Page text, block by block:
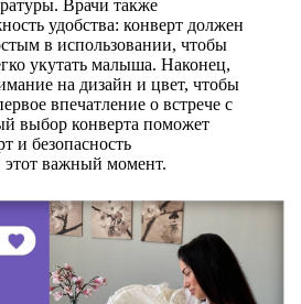
Врачи также
удобства: конверт должен
в использовании, чтобы
укутать малыша. Наконец,
на дизайн и цвет, чтобы
впечатление о встрече с
выбор конверта поможет
и безопасность
важный момент.